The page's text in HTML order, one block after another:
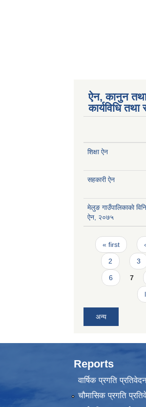
ऐन, कानुन तथा
कार्यविधि तथा
शिक्षा ऐन
सहकारी ऐन
मेलुङ गाउँपालिकाकाे
ऐन, २०७५
Pages
« first
2 3
6 7
अन्य
Reports
वार्षिक प्रगति
चौमासिक प्रगति